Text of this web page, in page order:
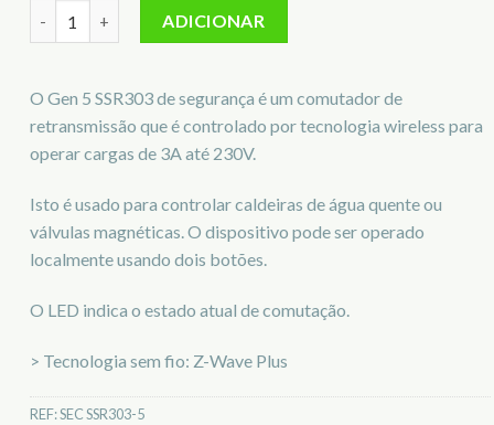
ADICIONAR
O Gen 5 SSR303 de segurança é um comutador de
retransmissão que é controlado por tecnologia wireless para
operar cargas de 3A até 230V.
Isto é usado para controlar caldeiras de água quente ou
válvulas magnéticas. O dispositivo pode ser operado
localmente usando dois botões.
O LED indica o estado atual de comutação.
> Tecnologia sem fio: Z-Wave Plus
REF:SEC SSR303-5